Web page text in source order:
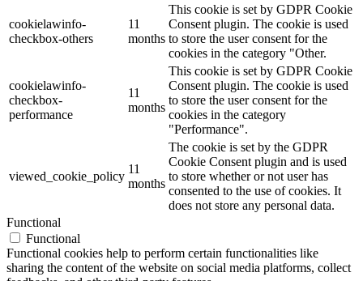
cookielawinfo-
checkbox-others
11
months
This cookie is set by GDPR Cookie
Consent plugin. The cookie is used
to store the user consent for the
cookies in the category "Other.
cookielawinfo-
checkbox-
performance
11
months
This cookie is set by GDPR Cookie
Consent plugin. The cookie is used
to store the user consent for the
cookies in the category
"Performance".
viewed_cookie_policy
11
months
The cookie is set by the GDPR
Cookie Consent plugin and is used
to store whether or not user has
consented to the use of cookies. It
does not store any personal data.
Functional
Functional
Functional cookies help to perform certain functionalities like
sharing the content of the website on social media platforms, collect